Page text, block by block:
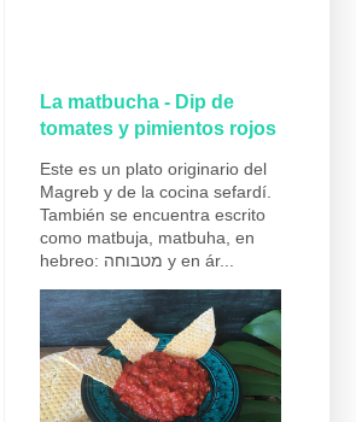
La matbucha - Dip de
tomates y pimientos rojos
Este es un plato originario del
Magreb y de la cocina sefardí.
También se encuentra escrito
como matbuja, matbuha, en
hebreo: מטבוחה y en ár...